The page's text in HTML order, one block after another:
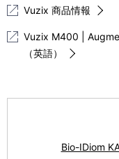
Vuzix 商品情報
Vuzix M400 |
（英語）
Bio-IDiom